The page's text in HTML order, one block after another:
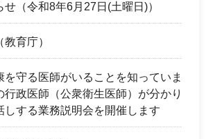
せ（令和8年6月27日(土曜日)）
育庁）
を守る医師がいることを知っていま
行政医師（公衆衛生医師）が分かり
しする業務説明会を開催します